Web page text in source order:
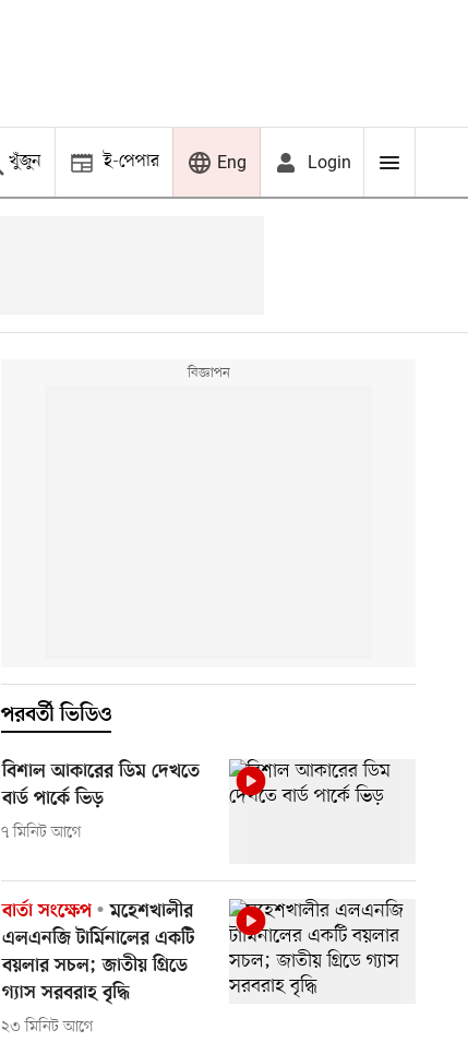
খুঁজুন ই-পেপার Eng Login
পরবর্তী ভিডিও
বিশাল আকারের ডিম দেখতে
বার্ড পার্কে ভিড়
৭ মিনিট আগে
বার্তা সংক্ষেপ
মহেশখালীর
এলএনজি টার্মিনালের একটি
বয়লার সচল; জাতীয় গ্রিডে
গ্যাস সরবরাহ বৃদ্ধি
২৩ মিনিট আগে